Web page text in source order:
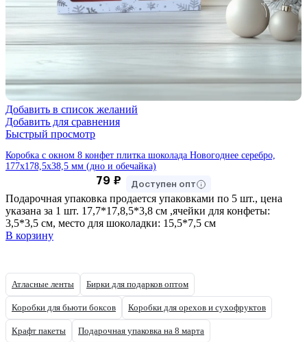
Добавить в список желаний
Добавить для сравнения
Быстрый просмотр
Коробка с окном 8 конфет плитка шоколада Новогоднее серебро,
177х178,5х38,5 мм (дно и обечайка)
79 ₽ Доступен опт
Подарочная упаковка продается упаковками по 5 шт., цена
указана за 1 шт. 17,7*17,8,5*3,8 см ,ячейки для конфеты:
3,5*3,5 см, место для шоколадки: 15,5*7,5 см
В корзину
Атласные ленты Бирки для подарков оптом
Коробки для бьюти боксов Коробки для орехов и сухофруктов
Крафт пакеты Подарочная упаковка на 8 марта